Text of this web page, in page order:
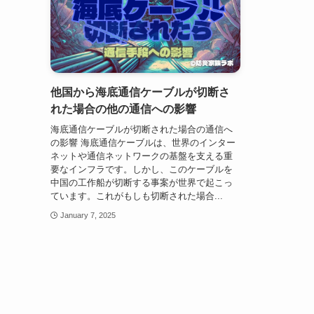
他国から海底通信ケーブルが切断さ
れた場合の他の通信への影響
海底通信ケーブルが切断された場合の通信へ
の影響 海底通信ケーブルは、世界のインター
ネットや通信ネットワークの基盤を支える重
要なインフラです。しかし、このケーブルを
中国の工作船が切断する事案が世界で起こっ
ています。これがもしも切断された場合...
January 7, 2025